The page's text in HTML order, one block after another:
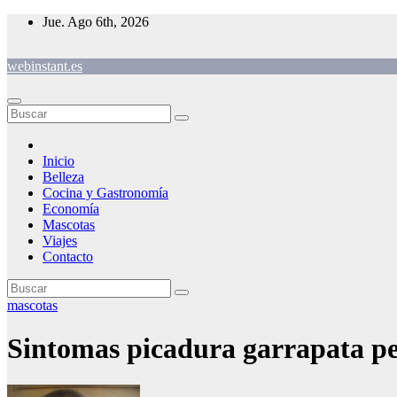
Saltar
Jue. Ago 6th, 2026
webinstant.es
Inicio
Belleza
Cocina y Gastronomía
Economía
Mascotas
Viajes
Contacto
mascotas
Sintomas picadura garrapata